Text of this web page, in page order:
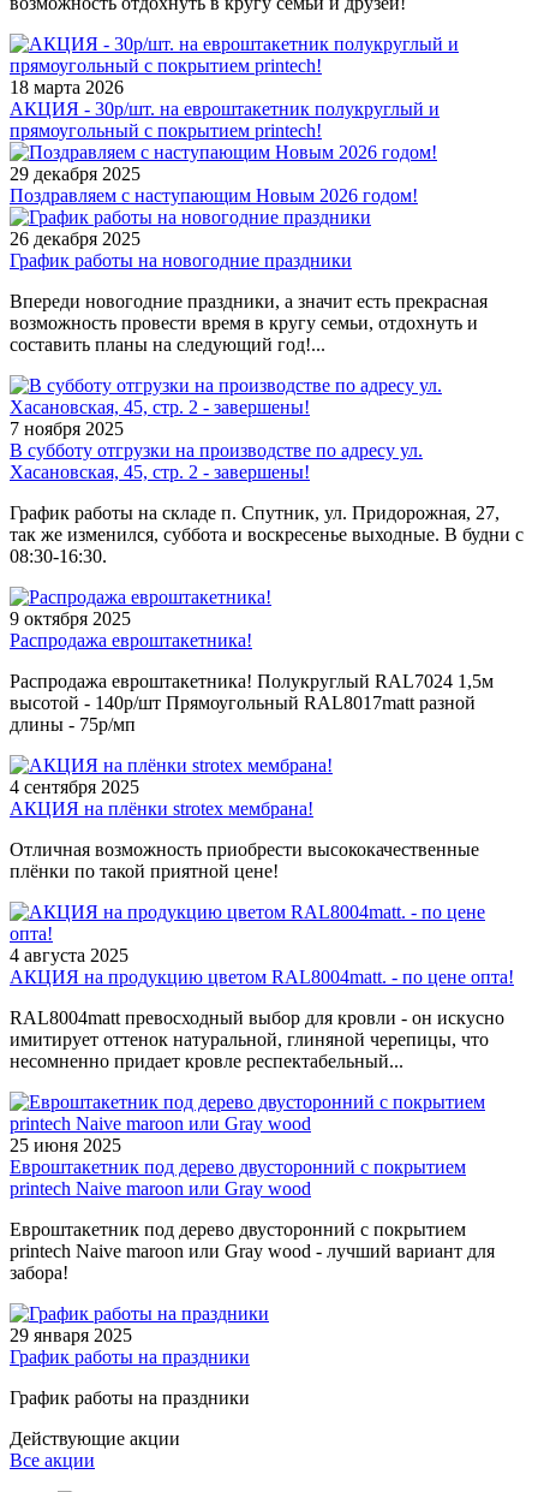
18 марта 2026
АКЦИЯ - 30р/шт. на евроштакетник полукруглый и
прямоугольный с покрытием printech!
29 декабря 2025
Поздравляем с наступающим Новым 2026 годом!
26 декабря 2025
График работы на новогодние праздники
Впереди новогодние праздники, а значит есть прекрасная
возможность провести время в кругу семьи, отдохнуть и
составить планы на следующий год!...
7 ноября 2025
В субботу отгрузки на производстве по адресу ул.
Хасановская, 45, стр. 2 - завершены!
График работы на складе п. Спутник, ул. Придорожная, 27,
так же изменился, суббота и воскресенье выходные. В будни с
08:30-16:30.
9 октября 2025
Распродажа евроштакетника!
Распродажа евроштакетника! Полукруглый RAL7024 1,5м
высотой - 140р/шт Прямоугольный RAL8017matt разной
длины - 75р/мп
4 сентября 2025
АКЦИЯ на плёнки strotex мембрана!
Отличная возможность приобрести высококачественные
плёнки по такой приятной цене!
4 августа 2025
АКЦИЯ на продукцию цветом RAL8004matt. - по цене опта!
RAL8004matt превосходный выбор для кровли - он искусно
имитирует оттенок натуральной, глиняной черепицы, что
несомненно придает кровле респектабельный...
25 июня 2025
Евроштакетник под дерево двусторонний с покрытием
printech Naive maroon или Gray wood
Евроштакетник под дерево двусторонний с покрытием
printech Naive maroon или Gray wood - лучший вариант для
забора!
29 января 2025
График работы на праздники
График работы на праздники
Действующие акции
Все акции